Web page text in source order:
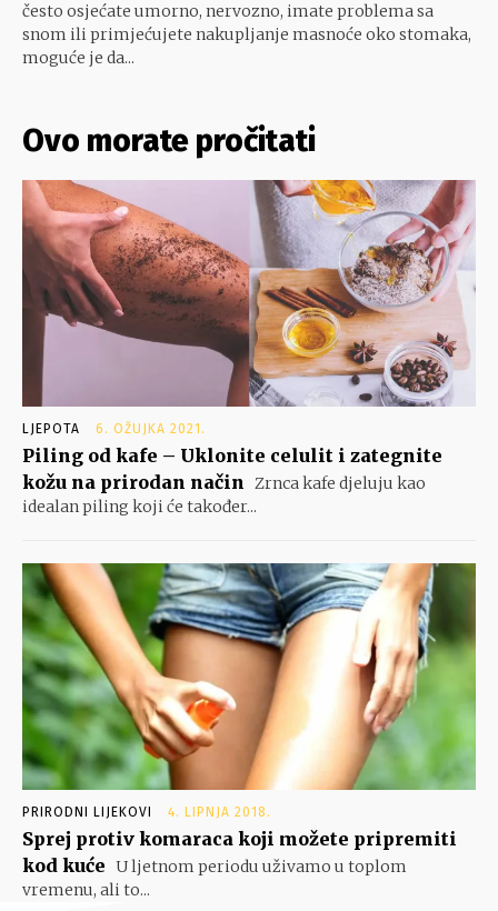
često osjećate umorno, nervozno, imate problema sa
snom ili primjećujete nakupljanje masnoće oko stomaka,
moguće je da...
Ovo morate pročitati
LJEPOTA 6. OŽUJKA 2021.
Piling od kafe – Uklonite celulit i zategnite
kožu na prirodan način Zrnca kafe djeluju kao
idealan piling koji će također...
PRIRODNI LIJEKOVI 4. LIPNJA 2018.
Sprej protiv komaraca koji možete pripremiti
kod kuće U ljetnom periodu uživamo u toplom
vremenu, ali to...